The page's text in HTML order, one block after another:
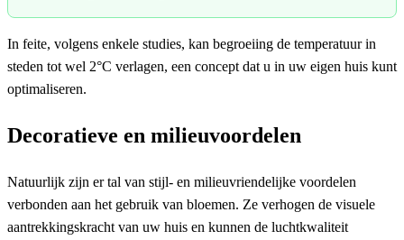
In feite, volgens enkele studies, kan begroeiing de temperatuur in
steden tot wel 2°C verlagen, een concept dat u in uw eigen huis kunt
optimaliseren.
Decoratieve en milieuvoordelen
Natuurlijk zijn er tal van stijl- en milieuvriendelijke voordelen
verbonden aan het gebruik van bloemen. Ze verhogen de visuele
aantrekkingskracht van uw huis en kunnen de luchtkwaliteit